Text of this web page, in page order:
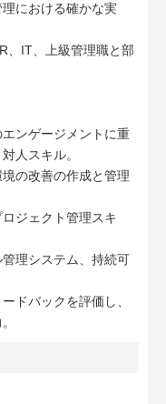
における確かな実
、IT、上級管理職と部
ンゲージメントに重
人スキル。
の改善の作成と管理
ジェクト管理スキ
理システム、持続可
ドバックを評価し、